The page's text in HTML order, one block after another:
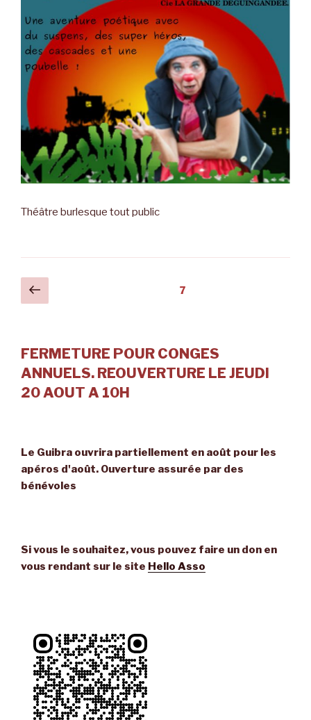
Théâtre burlesque tout public
Pagination
des
Page
précédente
Page7
FERMETURE POUR CONGES
ANNUELS. REOUVERTURE LE JEUDI
20 AOUT A 10H
Le Guibra ouvrira partiellement en août pour les
apéros d'août. Ouverture assurée par des
bénévoles
Si vous le souhaitez, vous pouvez faire un don en
vous rendant sur le site Hello Asso